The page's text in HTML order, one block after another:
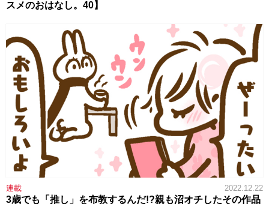
スメのおはなし。40】
連載 2022.12.22
3歳でも「推し」を布教するんだ!?親も沼オチしたその作品